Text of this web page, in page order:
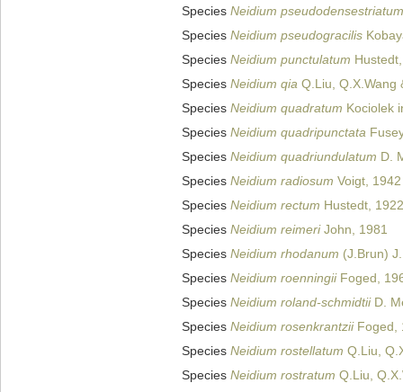
Species Neidium pseudodensestriatum
Species Neidium pseudogracilis
Species Neidium punctulatum
Species Neidium qia Q.Liu, Q.X.Wang
Species Neidium quadratum Kociolek
Species Neidium quadripunctata
Species Neidium quadriundulatum D.
Species Neidium radiosum Voigt, 1942
Species Neidium rectum Hustedt, 1922
Species Neidium reimeriJohn, 1981
Species Neidium rhodanum (J.Brun)
Species Neidium roenningiiFoged,
Species Neidium roland-schmidtiiD.
Species Neidium rosenkrantziiFoged,
Species Neidium rostellatum Q.Liu,
Species Neidium rostratum Q.Liu,